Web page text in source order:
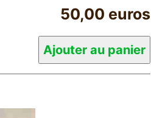
50,00 euros